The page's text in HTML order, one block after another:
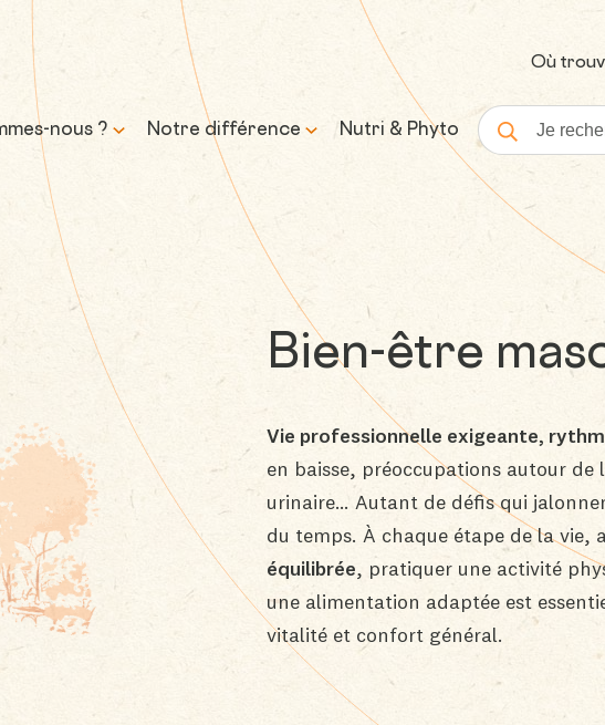
Où
nous ?
histoire
mission et
Notre différence
Science & expertise
Transparence &
formulation responsable
Approvisionnement &
Contrôle & qualité
Durabilité
B Corp™
Nos labels
Accompagnement &
Partenariats
Nutri & Phyto
Recherche
Bien-être
Vie professionnelle exigeante,
en baisse, préoccupations autour
urinaire… Autant de défis qui
du temps. À chaque étape de la vie,
équilibrée, pratiquer une activité
une alimentation adaptée est
vitalité et confort général.